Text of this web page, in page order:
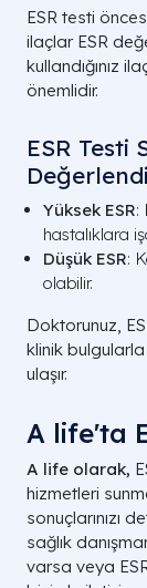
ESR testi
ilaçlar ESR
kullandığınız
önemlidir.
ESR Testi
Yüksek ESR:
hastalıklara
Düşük ESR:
olabilir.
Doktorunuz,
klinik
ulaşır.
A life'ta
A life olarak,
hizmetleri
sonuçlarınızı
sağlık
varsa veya